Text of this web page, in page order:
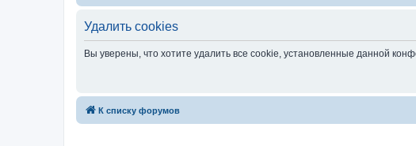
Удалить cookies
Вы уверены, что хотите удалить все cookie, установленные данной
К списку форумов